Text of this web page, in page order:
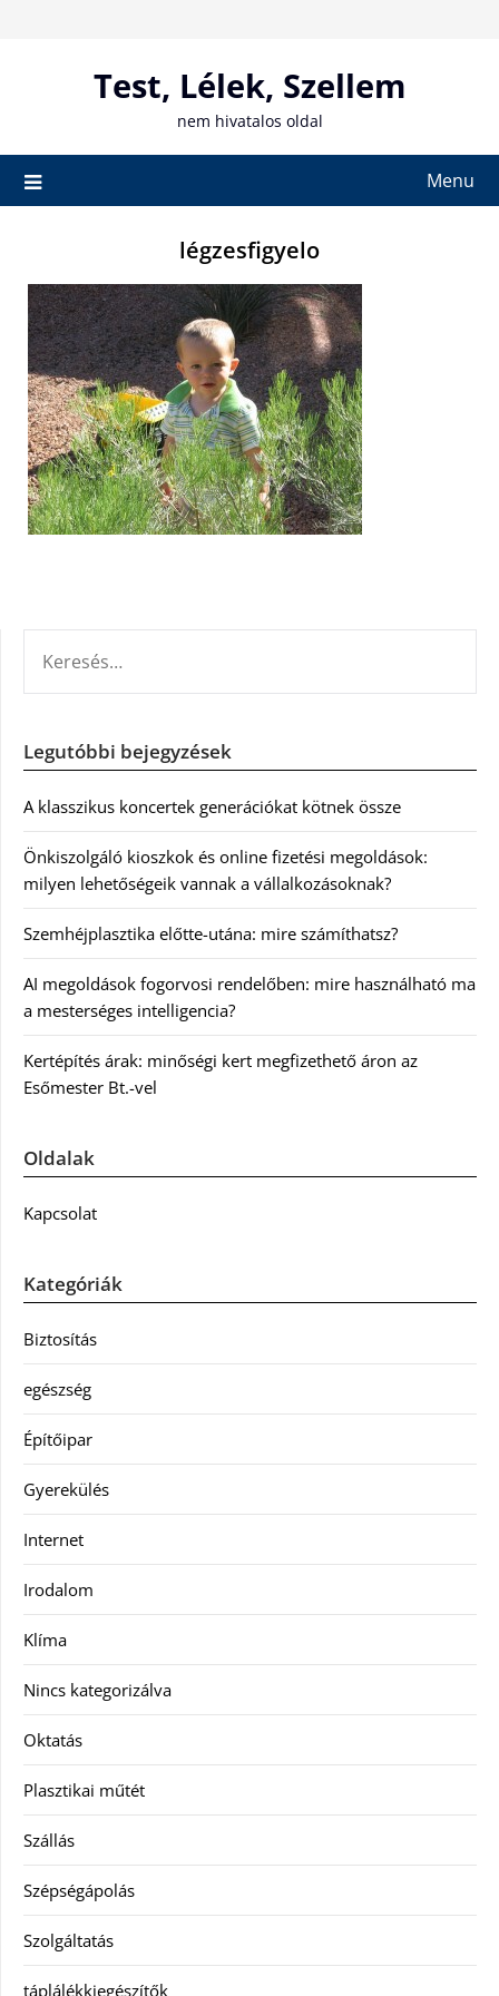
Test, Lélek, Szellem
nem hivatalos oldal
Menu
légzesfigyelo
Legutóbbi bejegyzések
A klasszikus koncertek generációkat kötnek össze
Önkiszolgáló kioszkok és online fizetési megoldások:
milyen lehetőségeik vannak a vállalkozásoknak?
Szemhéjplasztika előtte-utána: mire számíthatsz?
AI megoldások fogorvosi rendelőben: mire használható ma
a mesterséges intelligencia?
Kertépítés árak: minőségi kert megfizethető áron az
Esőmester Bt.-vel
Oldalak
Kapcsolat
Kategóriák
Biztosítás
egészség
Építőipar
Gyerekülés
Internet
Irodalom
Klíma
Nincs kategorizálva
Oktatás
Plasztikai műtét
Szállás
Szépségápolás
Szolgáltatás
táplálékkiegészítők